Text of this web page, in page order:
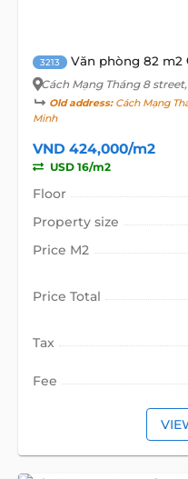
3213 Văn phòng 82 m2
Cách Mạng Tháng 8 street
Old address:Cách Mạng
Minh
VND 424,000/m2
USD 16/m2
Floor
Property size
Price M2
Price Total
Tax
Fee